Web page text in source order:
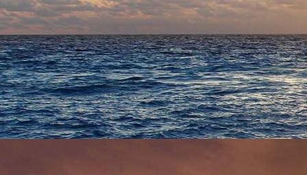
6088 - (F0596) Klosterstraße 1950er